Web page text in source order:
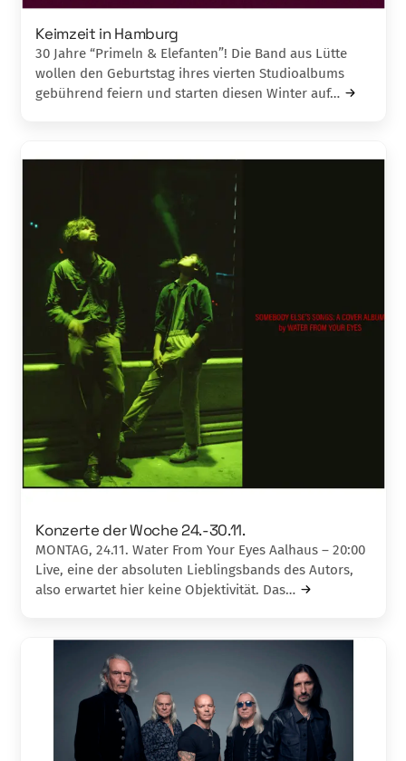
Keimzeit in Hamburg
30 Jahre “Primeln & Elefanten”! Die Band aus Lütte
wollen den Geburtstag ihres vierten Studioalbums
gebührend feiern und starten diesen Winter auf…
Konzerte der Woche 24.-30.11.
MONTAG, 24.11. Water From Your Eyes Aalhaus – 20:00
Live, eine der absoluten Lieblingsbands des Autors,
also erwartet hier keine Objektivität. Das…